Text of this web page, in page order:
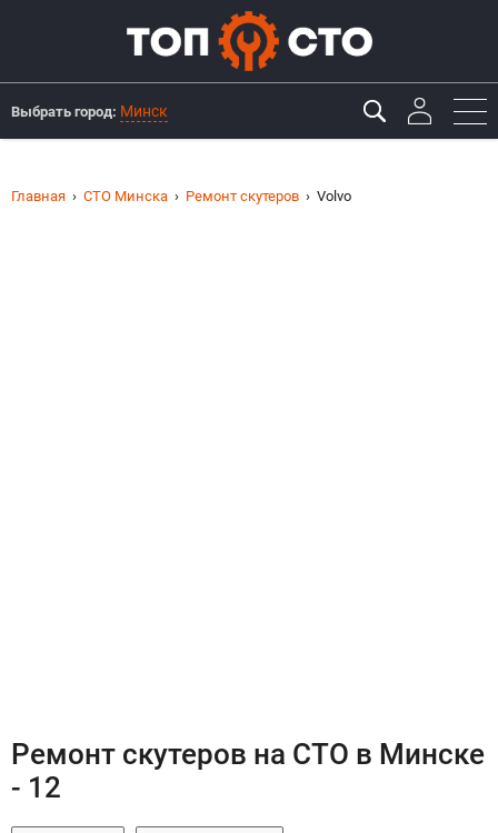
Выбрать город: Минск
Главная СТО Минска Ремонт скутеров Volvo
Ремонт скутеров на СТО в Минске
- 12